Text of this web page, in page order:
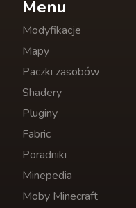
Menu
Modyfikacje
Mapy
Paczki zasobów
Shadery
Pluginy
Fabric
Poradniki
Minepedia
Moby Minecraft